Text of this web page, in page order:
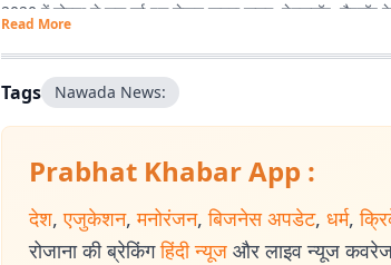
2020 में नोएडा से शुरू हुई इस लेखन यात्रा कलम, डेस्कटॉप, लैपटॉप के
ज्यों उम्र बढ़ रही है, सीखने, पढ़ने, लिखने की भूख भी बढ़ रही है.
Read More
Tags Nawada News:
Prabhat Khabar App :
देश, एजुकेशन, मनोरंजन, बिजनेस अपडेट, धर्म,
रोजाना की ब्रेकिंग हिंदी न्यूज और लाइव न्यूज